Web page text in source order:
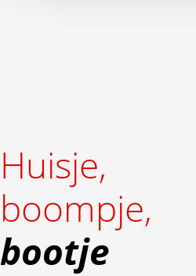
Huisje,
boompje,
bootje